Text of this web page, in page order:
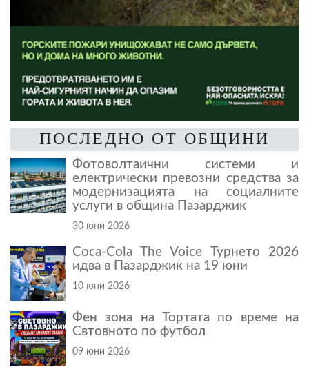
ПОСЛЕДНО ОТ ОБЩИНИ
Фотоволтаични системи и
електрически превозни средства за
модернизацията на социалните
услуги в община Пазарджик
30 юни 2026
Coca-Cola The Voice Турнето 2026
идва в Пазарджик на 19 юни
10 юни 2026
Фен зона на Тортата по време на
Свтовното по футбол
09 юни 2026